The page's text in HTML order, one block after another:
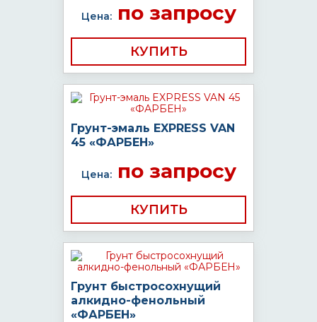
Цена:по запросу
КУПИТЬ
Грунт-эмаль EXPRESS VAN
45 «ФАРБЕН»
Цена:по запросу
КУПИТЬ
Грунт быстросохнущий
алкидно-фенольный
«ФАРБЕН»